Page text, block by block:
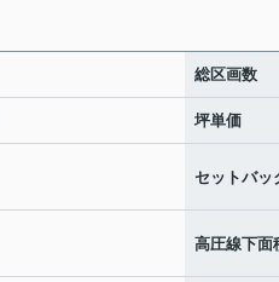
総区画数
坪単価
セットバッ
高圧線下面